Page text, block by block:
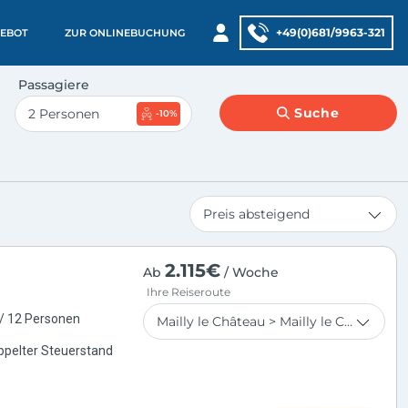
ZUR ONLINEBUCHUNG +49(0)681/9963-321
Passagiere
-10% Suche
12 Personen
Steuerstand
Ab 2.115€/ Woche
Ihre Reiseroute